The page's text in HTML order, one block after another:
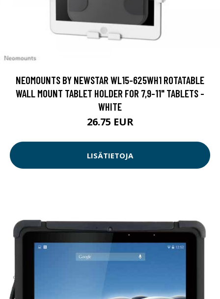
NEOMOUNTS BY NEWSTAR WL15-625WH1 ROTATABLE
WALL MOUNT TABLET HOLDER FOR 7,9-11" TABLETS -
WHITE
26.75 EUR
LISÄTIETOJA